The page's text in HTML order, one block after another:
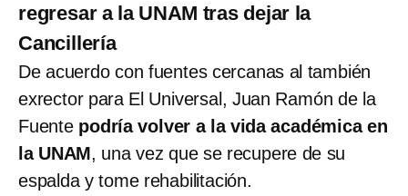
regresar a la UNAM tras dejar la
Cancillería
De acuerdo con fuentes cercanas al también
exrector para El Universal, Juan Ramón de la
Fuente podría volver a la vida académica en
la UNAM, una vez que se recupere de su
espalda y tome rehabilitación.